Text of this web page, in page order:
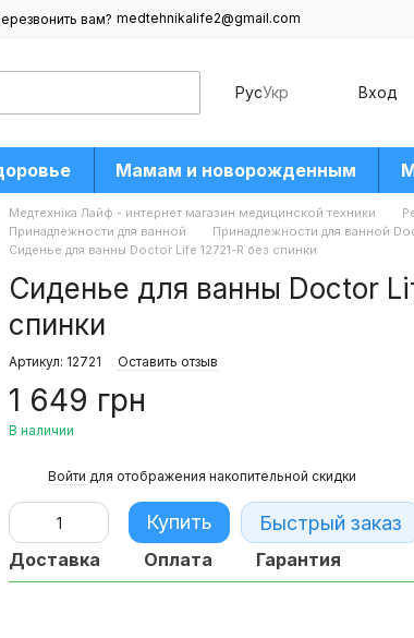
вам? medtehnikalife2@gmail.com
РусУкр Вход
Мамам и новорожденным
Медтехніка Лайф - интернет магазин медицинской техники
Принадлежности для ванной
Принадлежности для ванной
Сиденье для ванны Doctor Life 12721-R без спинки
Сиденье для ванны Doctor
спинки
Артикул: 12721 Оставить отзыв
1 649 грн
В наличии
Войти для отображения накопительной скидки
Купить Быстрый заказ
Доставка Оплата Гарантия